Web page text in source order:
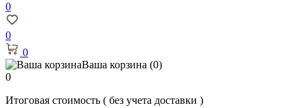
0
0
0
Ваша корзина (0)
0
Итоговая стоимость ( без учета доставки )